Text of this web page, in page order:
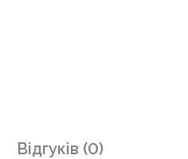
Відгуків (0)